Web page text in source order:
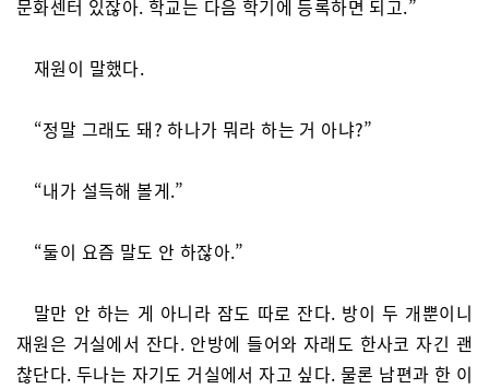
문화센터 있잖아. 학교는 다음 학기에 등록하면 되고.”
재원이 말했다.
“정말 그래도 돼? 하나가 뭐라 하는 거 아냐?”
“내가 설득해 볼게.”
“둘이 요즘 말도 안 하잖아.”
말만 안 하는 게 아니라 잠도 따로 잔다. 방이 두 개뿐이니
재원은 거실에서 잔다. 안방에 들어와 자래도 한사코 자긴 괜
찮단다. 두나는 자기도 거실에서 자고 싶다. 물론 남편과 한 이